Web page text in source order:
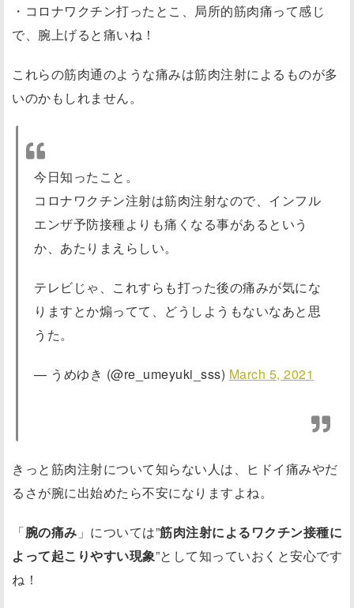
・コロナワクチン打ったとこ、局所的筋肉痛って感じ
で、腕上げると痛いね！
これらの筋肉通のような痛みは筋肉注射によるものが多
いのかもしれません。
今日知ったこと。
コロナワクチン注射は筋肉注射なので、インフル
エンザ予防接種よりも痛くなる事があるという
か、あたりまえらしい。
テレビじゃ、これすらも打った後の痛みが気にな
りますとか煽ってて、どうしようもないなあと思
うた。
— うめゆき (@re_umeyuki_sss) March 5, 2021
きっと筋肉注射について知らない人は、ヒドイ痛みやだ
るさが腕に出始めたら不安になりますよね。
「腕の痛み 」については”筋肉注射によるワクチン接種に
よって起こりやすい現象”として知っていおくと安心です
ね！